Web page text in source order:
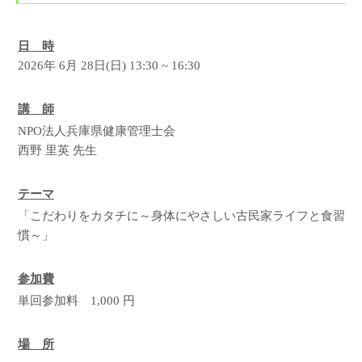
日 時
2026年 6月 28日(日) 13:30 ~ 16:30
講 師
NPO法人兵庫県健康管理士会
西野 里英 先生
テーマ
「こだわりをカタチに～身体にやさしい古民家ライフと食習
慣～」
参加費
単回参加料 1,000 円
場 所